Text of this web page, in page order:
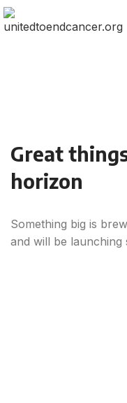
Great
horizon
Something big is
and will be launching